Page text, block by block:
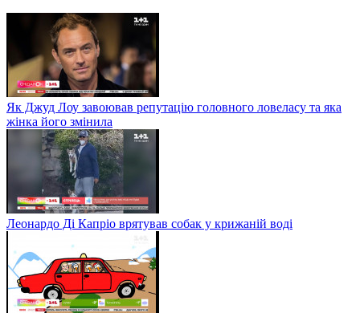
Як Джуд Лоу завоював репутацію головного ловеласу та яка
жінка його змінила
Леонардо Ді Капріо врятував собак у крижаній воді